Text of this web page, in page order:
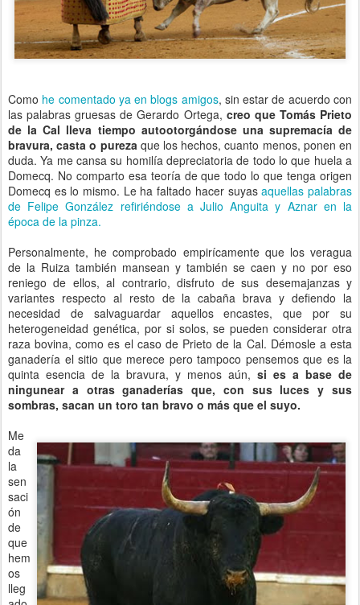
Como he comentado ya en blogs amigos, sin estar de acuerdo con
las palabras gruesas de Gerardo Ortega, creo que Tomás Prieto
de la Cal lleva tiempo autootorgándose una supremacía de
bravura, casta o pureza que los hechos, cuanto menos, ponen en
duda. Ya me cansa su homilía depreciatoria de todo lo que huela a
Domecq. No comparto esa teoría de que todo lo que tenga origen
Domecq es lo mismo. Le ha faltado hacer suyasaquellas palabras
de Felipe González refiriéndose a Julio Anguita y Aznar en la
época de la pinza.
Personalmente, he comprobado empirícamente que los veragua
de la Ruiza también mansean y también se caen y no por eso
reniego de ellos, al contrario, disfruto de sus desemajanzas y
variantes respecto al resto de la cabaña brava y defiendo la
necesidad de salvaguardar aquellos encastes, que por su
heterogeneidad genética, por si solos, se pueden considerar otra
raza bovina, como es el caso de Prieto de la Cal. Démosle a esta
ganadería el sitio que merece pero tampoco pensemos que es la
quinta esencia de la bravura, y menos aún, si es a base de
ningunear a otras ganaderías que, con sus luces y sus
sombras, sacan un toro tan bravo o más que el suyo.
Me
da
la
sen
saci
ón
de
que
hem
os
lleg